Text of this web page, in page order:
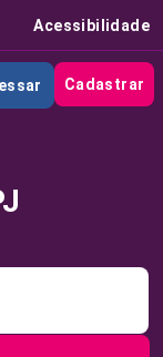
Acessibilidade
Cadastrar